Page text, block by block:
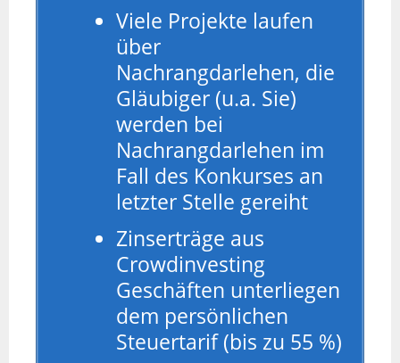
Viele Projekte laufen
über
Nachrangdarlehen, die
Gläubiger (u.a. Sie)
werden bei
Nachrangdarlehen im
Fall des Konkurses an
letzter Stelle gereiht
Zinserträge aus
Crowdinvesting
Geschäften unterliegen
dem persönlichen
Steuertarif (bis zu 55 %)